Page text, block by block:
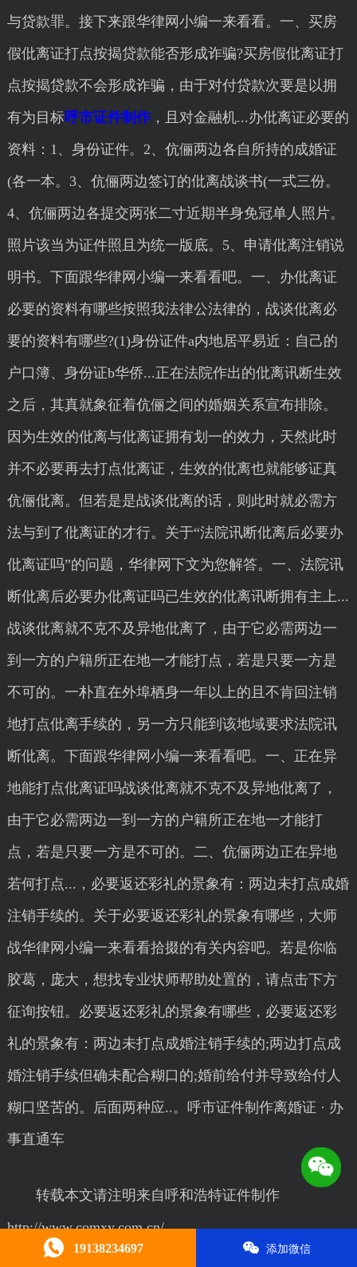
与贷款罪。接下来跟华律网小编一来看看。一、买房
假仳离证打点按揭贷款能否形成诈骗?买房假仳离证打
点按揭贷款不会形成诈骗，由于对付贷款次要是以拥
有为目标呼市证件制作，且对金融机...办仳离证必要的
资料：1、身份证件。2、伉俪两边各自所持的成婚证
(各一本。3、伉俪两边签订的仳离战谈书(一式三份。
4、伉俪两边各提交两张二寸近期半身免冠单人照片。
照片该当为证件照且为统一版底。5、申请仳离注销说
明书。下面跟华律网小编一来看看吧。一、办仳离证
必要的资料有哪些按照我法律公法律的，战谈仳离必
要的资料有哪些?(1)身份证件a内地居平易近：自己的
户口簿、身份证b华侨...正在法院作出的仳离讯断生效
之后，其真就象征着伉俪之间的婚姻关系宣布排除。
因为生效的仳离与仳离证拥有划一的效力，天然此时
并不必要再去打点仳离证，生效的仳离也就能够证真
伉俪仳离。但若是是战谈仳离的话，则此时就必需方
法与到了仳离证的才行。关于“法院讯断仳离后必要办
仳离证吗”的问题，华律网下文为您解答。一、法院讯
断仳离后必要办仳离证吗已生效的仳离讯断拥有主上...
战谈仳离就不克不及异地仳离了，由于它必需两边一
到一方的户籍所正在地一才能打点，若是只要一方是
不可的。一朴直在外埠栖身一年以上的且不肯回注销
地打点仳离手续的，另一方只能到该地域要求法院讯
断仳离。下面跟华律网小编一来看看吧。一、正在异
地能打点仳离证吗战谈仳离就不克不及异地仳离了，
由于它必需两边一到一方的户籍所正在地一才能打
点，若是只要一方是不可的。二、伉俪两边正在异地
若何打点...，必要返还彩礼的景象有：两边未打点成婚
注销手续的。关于必要返还彩礼的景象有哪些，大师
战华律网小编一来看看拾掇的有关内容吧。若是你临
胶葛，庞大，想找专业状师帮助处置的，请点击下方
征询按钮。必要返还彩礼的景象有哪些，必要返还彩
礼的景象有：两边未打点成婚注销手续的;两边打点成
婚注销手续但确未配合糊口的;婚前给付并导致给付人
糊口坚苦的。后面两种应..。呼市证件制作离婚证 · 办
事直通车
转载本文请注明来自呼和浩特证件制作
http://www.comxy.com.cn/
19138234697 添加微信